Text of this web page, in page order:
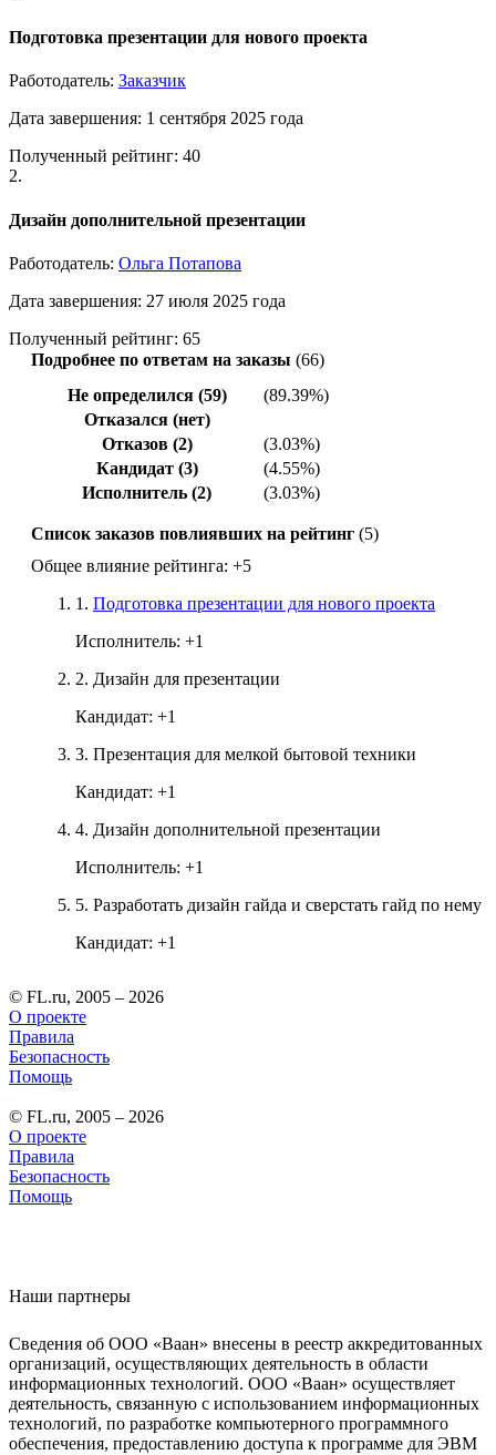
Подготовка презентации для нового проекта
Работодатель: Заказчик
Дата завершения: 1 сентября 2025 года
Полученный рейтинг: 40
2.
Дизайн дополнительной презентации
Работодатель: Ольга Потапова
Дата завершения: 27 июля 2025 года
Полученный рейтинг: 65
Подробнее по ответам на заказы (66)
Не определился (59)
(89.39%)
Отказался (нет)
Отказов (2)
(3.03%)
Кандидат (3)
(4.55%)
Исполнитель (2)
(3.03%)
Список заказов повлиявших на рейтинг (5)
Общее влияние рейтинга: +5
1. Подготовка презентации для нового проекта
Исполнитель: +1
2. Дизайн для презентации
Кандидат: +1
3. Презентация для мелкой бытовой техники
Кандидат: +1
4. Дизайн дополнительной презентации
Исполнитель: +1
5. Разработать дизайн гайда и сверстать гайд по нему
Кандидат: +1
© FL.ru, 2005 – 2026
О проекте
Правила
Безопасность
Помощь
© FL.ru, 2005 – 2026
О проекте
Правила
Безопасность
Помощь
Наши партнеры
Сведения об ООО «Ваан» внесены в реестр аккредитованных
организаций, осуществляющих деятельность в области
информационных технологий. ООО «Ваан» осуществляет
деятельность, связанную с использованием информационных
технологий, по разработке компьютерного программного
обеспечения, предоставлению доступа к программе для ЭВМ